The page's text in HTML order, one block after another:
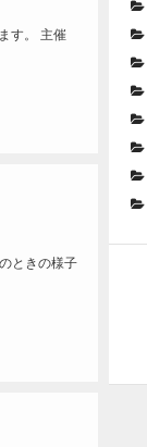
す。 主催
ときの様子